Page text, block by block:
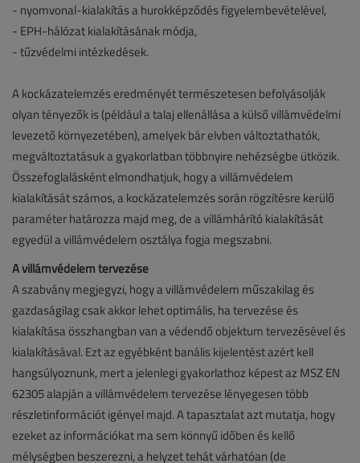
- nyomvonal-kialakítás a hurokképződés figyelembevételével,
- EPH-hálózat kialakításának módja,
- tűzvédelmi intézkedések.
A kockázatelemzés eredményét természetesen befolyásolják
olyan tényezők is (például a talaj ellenállása a külső villámvédelmi
levezető környezetében), amelyek bár elvben változtathatók,
megváltoztatásuk a gyakorlatban többnyire nehézségbe ütközik.
Összefoglalásként elmondhatjuk, hogy a villámvédelem
kialakítását számos, a kockázatelemzés során rögzítésre kerülő
paraméter határozza majd meg, de a villámhárító kialakítását
egyedül a villámvédelem osztálya fogja megszabni.
A villámvédelem tervezése
A szabvány megjegyzi, hogy a villámvédelem műszakilag és
gazdaságilag csak akkor lehet optimális, ha tervezése és
kialakítása összhangban van a védendő objektum tervezésével és
kialakításával. Ezt az egyébként banális kijelentést azért kell
hangsúlyoznunk, mert a jelenlegi gyakorlathoz képest az MSZ EN
62305 alapján a villámvédelem tervezése lényegesen több
részletinformációt igényel majd. A tapasztalat azt mutatja, hogy
ezeket az információkat ma sem könnyű időben és kellő
mélységben beszerezni, a helyzet tehát várhatóan (de